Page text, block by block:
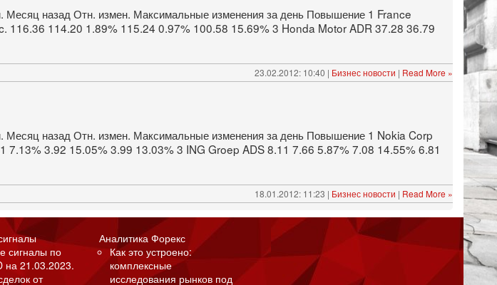
назад Отн. измен. Максимальные изменения за день Повышение 1 France
116.36 114.20 1.89% 115.24 0.97% 100.58 15.69% 3 Honda Motor ADR 37.28 36.79
23.02.2012: 10:40 | Бизнес новости | Read More »
назад Отн. измен. Максимальные изменения за день Повышение 1 Nokia Corp
3.92 15.05% 3.99 13.03% 3 ING Groep ADS 8.11 7.66 5.87% 7.08 14.55% 6.81
18.01.2012: 11:23 | Бизнес новости | Read More »
сигналы по
на 21.03.2023.
от
Аналитика Форекс
Как это устроено:
комплексные
исследования рынков под